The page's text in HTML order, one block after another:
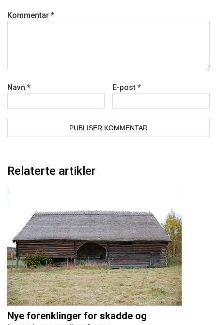
Kommentar *
Navn * E-post*
Relaterte artikler
Nye forenklinger for skadde og